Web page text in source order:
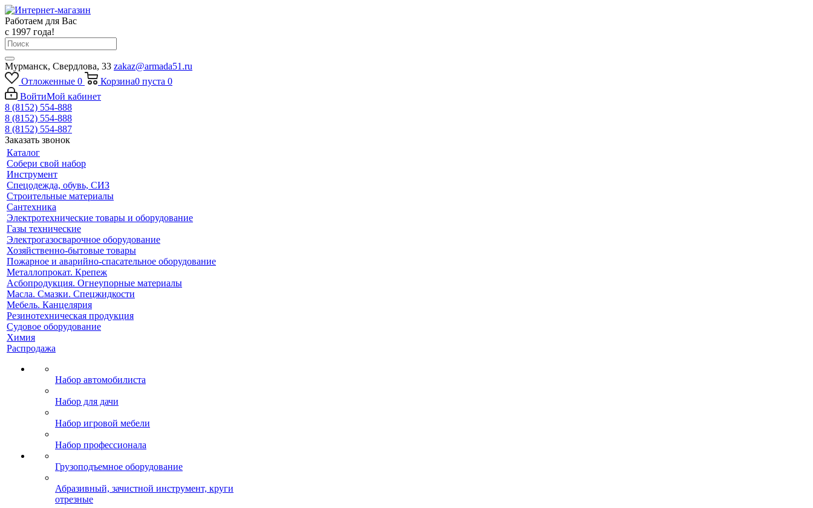
Работаем для Вас
с 1997 года!
Мурманск, Свердлова, 33 zakaz@armada51.ru
Отложенные 0 Корзина0 пуста 0
ВойтиМой кабинет
8 (8152) 554-888
8 (8152) 554-888
8 (8152) 554-887
Заказать звонок
Каталог
Собери свой набор
Инструмент
Спецодежда, обувь, СИЗ
Строительные материалы
Сантехника
Электротехнические товары и оборудование
Газы технические
Электрогазосварочное оборудование
Хозяйственно-бытовые товары
Пожарное и аварийно-спасательное оборудование
Металлопрокат. Крепеж
Асбопродукция. Огнеупорные материалы
Масла. Смазки. Спецжидкости
Мебель. Канцелярия
Резинотехническая продукция
Судовое оборудование
Химия
Распродажа
Набор автомобилиста
Набор для дачи
Набор игровой мебели
Набор профессионала
Грузоподъемное оборудование
Абразивный, зачистной инструмент, круги
отрезные